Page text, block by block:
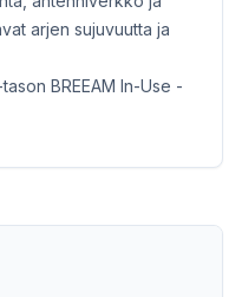
arjen sujuvuutta ja
BREEAM In-Use -